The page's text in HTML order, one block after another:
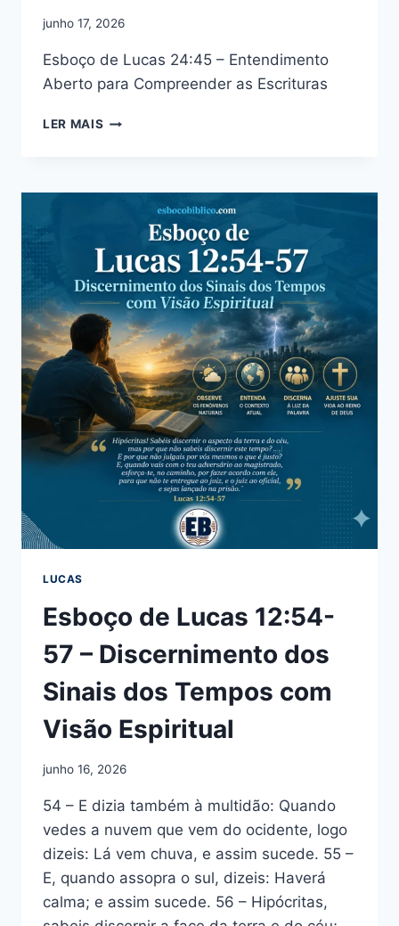
junho 17, 2026
Esboço de Lucas 24:45 – Entendimento
Aberto para Compreender as Escrituras
LER MAIS ESBOÇO
–
ENTENDIMENTO
ABERTO
PARA
COMPREENDER
AS
ESCRITURAS
LUCAS
Esboço de Lucas 12:54-
57 – Discernimento dos
Sinais dos Tempos com
Visão Espiritual
junho 16, 2026
54 – E dizia também à multidão: Quando
vedes a nuvem que vem do ocidente, logo
dizeis: Lá vem chuva, e assim sucede. 55 –
E, quando assopra o sul, dizeis: Haverá
calma; e assim sucede. 56 – Hipócritas,